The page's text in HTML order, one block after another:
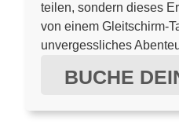
teilen, sondern dieses
von einem Gleitschirm-
unvergessliches
BUCHE